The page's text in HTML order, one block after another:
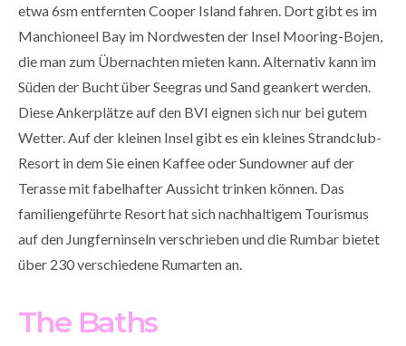
etwa 6sm entfernten Cooper Island fahren. Dort gibt es im
Manchioneel Bay im Nordwesten der Insel Mooring-Bojen,
die man zum Übernachten mieten kann. Alternativ kann im
Süden der Bucht über Seegras und Sand geankert werden.
Diese Ankerplätze auf den BVI eignen sich nur bei gutem
Wetter. Auf der kleinen Insel gibt es ein kleines Strandclub-
Resort in dem Sie einen Kaffee oder Sundowner auf der
Terasse mit fabelhafter Aussicht trinken können. Das
familiengeführte Resort hat sich nachhaltigem Tourismus
auf den Jungferninseln verschrieben und die Rumbar bietet
über 230 verschiedene Rumarten an.
The Baths